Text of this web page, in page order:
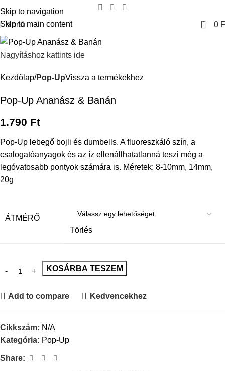
Skip to navigation
Skip to main content
Menü 0 0
Nagyításhoz kattints ide
Kezdőlap Pop-UpVissza a termékekhez
Pop-Up Ananász & Banán
1.790 Ft
Pop-Up lebegő bojli és dumbells. A fluoreszkáló szín, a
csalogatóanyagok és az íz ellenállhatatlanná teszi még a
legóvatosabb pontyok számára is. Méretek: 8-10mm, 14mm,
20g
ÁTMÉRŐ
Törlés
KOSÁRBA TESZEM
Add to compare Kedvencekhez
Cikkszám: N/A
Kategória: Pop-Up
Share: